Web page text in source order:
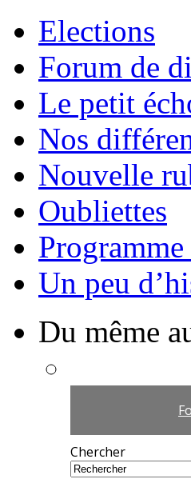
Elections
Forum de
Le petit
Nos
Nouvelle
Oubliettes
Un peu
Du même